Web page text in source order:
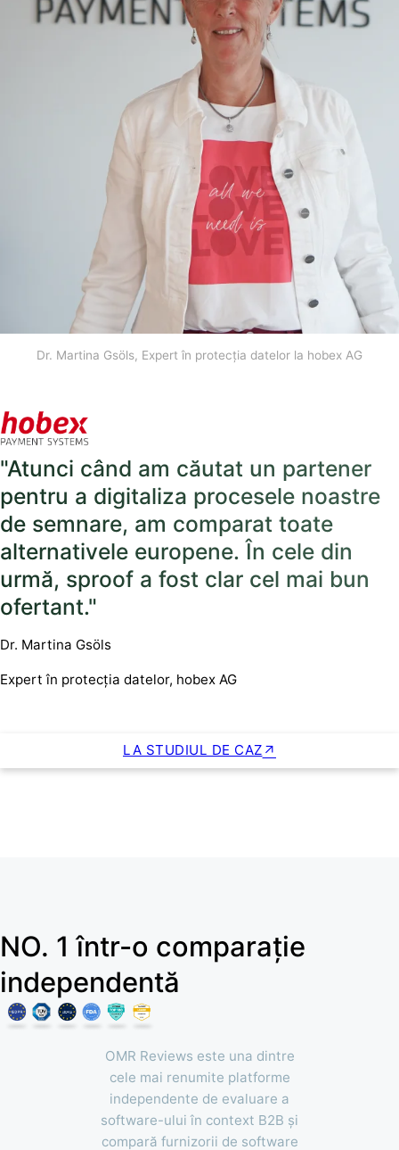
Dr. Martina Gsöls, Expert în protecția datelor la hobex AG
"Atunci când am căutat un partener
pentru a digitaliza procesele noastre
de semnare, am comparat toate
alternativele europene. În cele din
urmă, sproof a fost clar cel mai bun
ofertant."
Dr. Martina Gsöls
Expert în protecția datelor, hobex AG
LA STUDIUL DE CAZ
NO. 1 într-o comparație
independentă
OMR Reviews este una dintre
cele mai renumite platforme
independente de evaluare a
software-ului în context B2B și
compară furnizorii de software